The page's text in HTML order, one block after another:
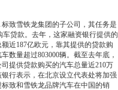
致雪铁龙集团的子公司，其任务是
车贷款。去年，这家融资银行提供的
近187亿欧元，靠其提供的贷款购
数量超过803000辆。截至去年底，
提供贷款购买的汽车总量近210万
银行表示，在北京设立代表处将加强
标致和雪铁龙品牌汽车在中国的销